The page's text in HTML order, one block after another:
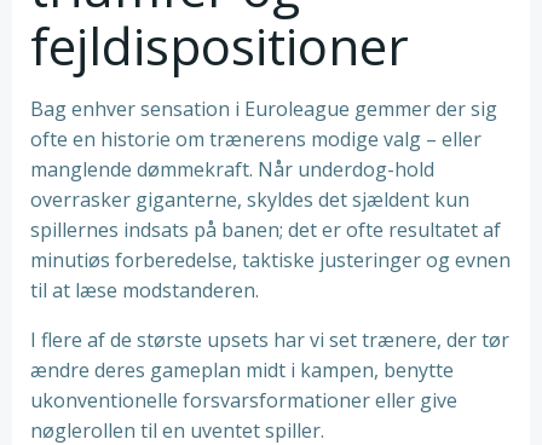
fejldispositioner
Bag enhver sensation i Euroleague gemmer der sig
ofte en historie om trænerens modige valg – eller
manglende dømmekraft. Når underdog-hold
overrasker giganterne, skyldes det sjældent kun
spillernes indsats på banen; det er ofte resultatet af
minutiøs forberedelse, taktiske justeringer og evnen
til at læse modstanderen.
I flere af de største upsets har vi set trænere, der tør
ændre deres gameplan midt i kampen, benytte
ukonventionelle forsvarsformationer eller give
nøglerollen til en uventet spiller.